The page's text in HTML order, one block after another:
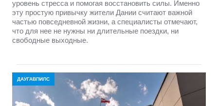
уровень стресса и помогая восстановить силы. Именно
эту простую привычку жители Дании считают важной
частью повседневной жизни, а специалисты отмечают,
что для нее не нужны ни длительные поездки, ни
свободные выходные.
ДАУГАВПИЛС